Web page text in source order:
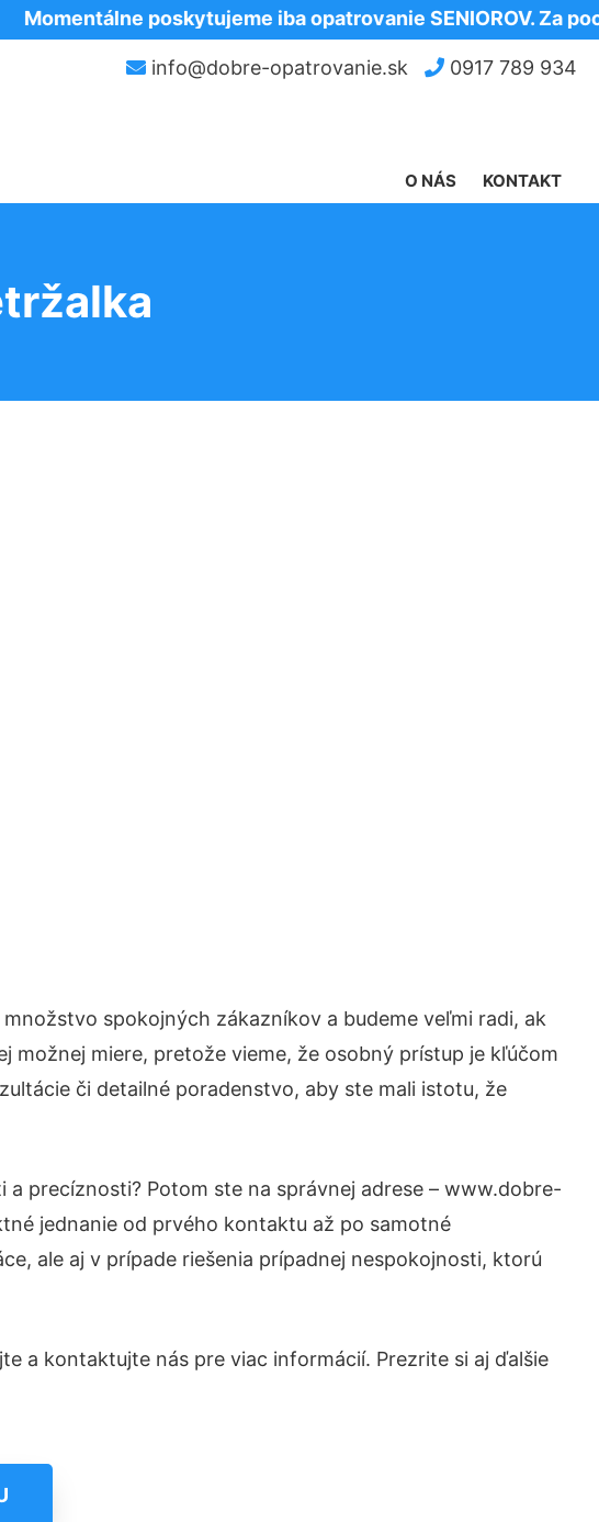
poskytujeme iba opatrovanie SENIOROV. Za
info@dobre-opatrovanie.sk 0917 789 934
KONTAKT
O NÁS
spokojných zákazníkov a budeme veľmi radi, ak
možnej miere, pretože vieme, že osobný prístup je kľúčom
či detailné poradenstvo, aby ste mali istotu, že
precíznosti? Potom ste na správnej adrese – www.dobre-
jednanie od prvého kontaktu až po samotné
ale aj v prípade riešenia prípadnej nespokojnosti, ktorú
a kontaktujte nás pre viac informácií. Prezrite si aj ďalšie